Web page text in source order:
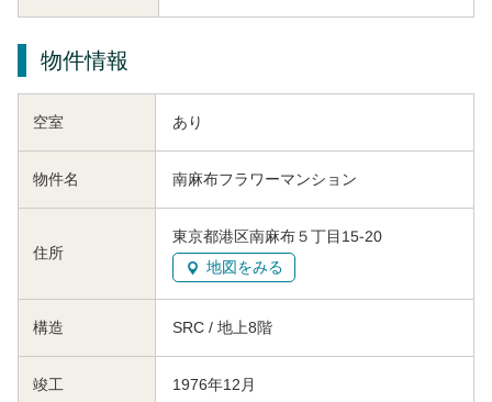
物件情報
空室 あり
物件名 南麻布フラワーマンション
住所
東京都港区南麻布５丁目15-20
地図をみる
構造 SRC / 地上8階
竣工 1976年12月